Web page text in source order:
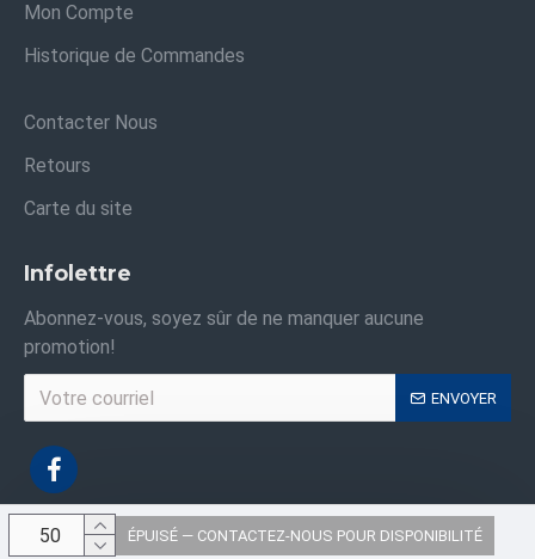
ÉPUISÉ — CONTACTEZ-NOUS POUR DISPONIBILITÉ
Mon Compte
Historique de Commandes
Contacter Nous
Retours
Carte du site
Infolettre
Abonnez-vous, soyez sûr de ne manquer aucune
promotion!
ENVOYER